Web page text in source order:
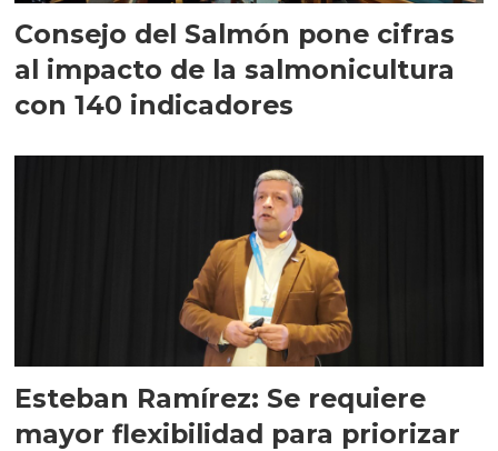
Consejo del Salmón pone cifras
al impacto de la salmonicultura
con 140 indicadores
Esteban Ramírez: Se requiere
mayor flexibilidad para priorizar